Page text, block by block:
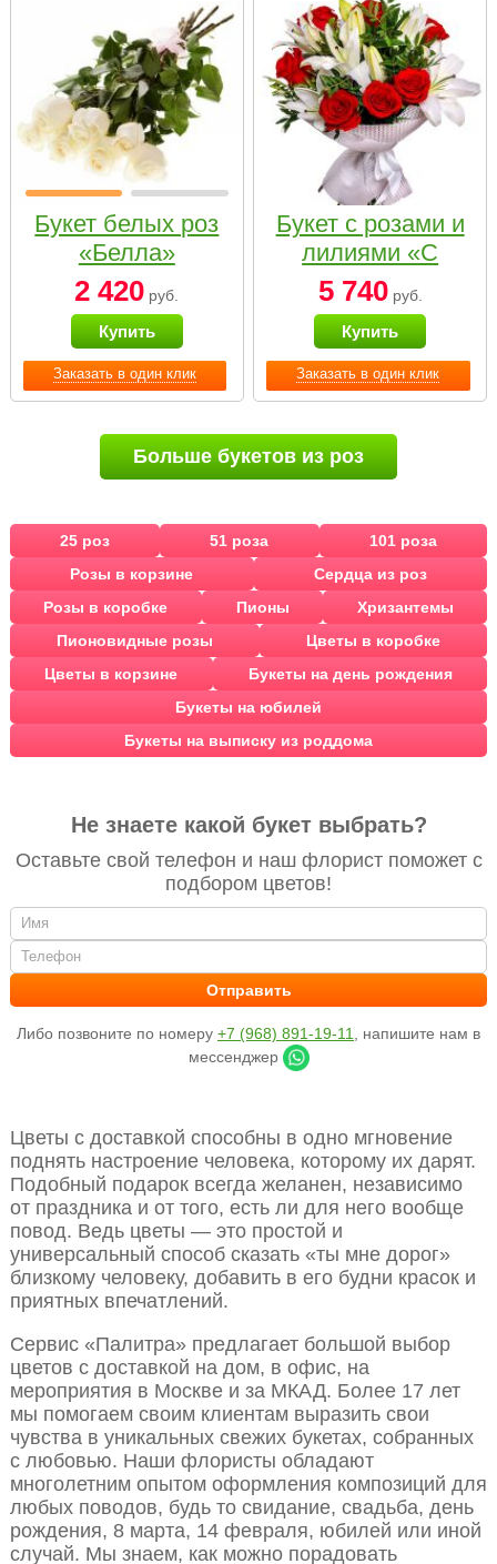
Заказать в один клик
Букет белых роз
«Белла»
2 420 руб.
Купить
Заказать в один клик
Букет с розами и
лилиями «С
наилучшими
пожеланиями»
5 740руб.
Купить
Больше букетов из роз
25 роз 51 роза
101 роза
Розы в корзине
Сердца из роз
Розы в коробке
Пионы
Хризантемы
Пионовидные розы
Цветы в коробке
Цветы в корзине
Букеты на день рождения
Букеты на юбилей
Букеты на выписку из роддома
Не знаете какой букет выбрать?
Оставьте свой телефон и наш флорист поможет с
подбором цветов!
Либо позвоните по номеру +7 (968) 891-19-11
, напишите нам в
мессенджер
Цветы с доставкой способны в одно мгновение
поднять настроение человека, которому их дарят.
Подобный подарок всегда желанен, независимо
от праздника и от того, есть ли для него вообще
повод. Ведь цветы — это простой и
универсальный способ сказать «ты мне дорог»
близкому человеку, добавить в его будни красок и
приятных впечатлений.
Сервис «Палитра» предлагает большой выбор
цветов с доставкой на дом, в офис, на
мероприятия в Москве и за МКАД. Более 17 лет
мы помогаем своим клиентам выразить свои
чувства в уникальных свежих букетах, собранных
с любовью. Наши флористы обладают
многолетним опытом оформления композиций для
любых поводов, будь то свидание, свадьба, день
рождения, 8 марта, 14 февраля, юбилей или иной
случай. Мы знаем, как можно порадовать